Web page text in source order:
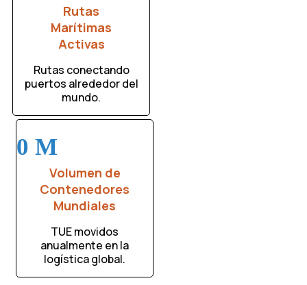
Rutas
Marítimas
Activas
Rutas conectando
puertos alrededor del
mundo.
0 M
Volumen de
Contenedores
Mundiales
TUE movidos
anualmente en la
logística global.